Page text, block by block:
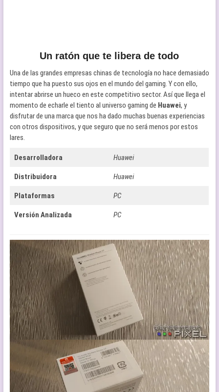
Un ratón que te libera de todo
Una de las grandes empresas chinas de tecnología no hace demasiado
tiempo que ha puesto sus ojos en el mundo del gaming. Y con ello,
intentar abrirse un hueco en este competitivo sector. Así que llega el
momento de echarle el tiento al universo gaming de Huawei, y
disfrutar de una marca que nos ha dado muchas buenas experiencias
con otros dispositivos, y que seguro que no será menos por estos
lares.
Desarrolladora Huawei
Distribuidora Huawei
Plataformas PC
Versión Analizada PC